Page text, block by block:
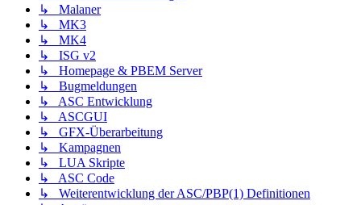
↳ Malaner
↳ MK3
↳ MK4
↳ ISG v2
↳ Homepage & PBEM Server
↳ Bugmeldungen
↳ ASC Entwicklung
↳ ASCGUI
↳ GFX-Überarbeitung
↳ Kampagnen
↳ LUA Skripte
↳ ASC Code
↳ Weiterentwicklung der ASC/PBP(1) Definitionen